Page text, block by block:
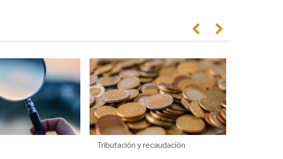
Anterior
Tributación y recaudación